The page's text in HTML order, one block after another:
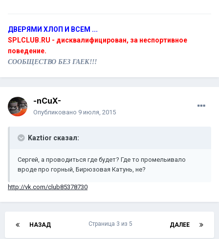
ДВЕРЯМИ ХЛОП И ВСЕМ ...
SPLCLUB.RU - дисквалифицирован, за неспортивное
поведение.
СООБЩЕСТВО БЕЗ ГАЕК!!!
-nCuX-
Опубликовано 9 июля, 2015
Kaztior сказал:
Сергей, а проводиться где будет? Где то промельивало
вроде про горный, Бирюзовая Катунь, не?
http://vk.com/club85378730
НАЗАД ДАЛЕЕ
Страница 3 из 5